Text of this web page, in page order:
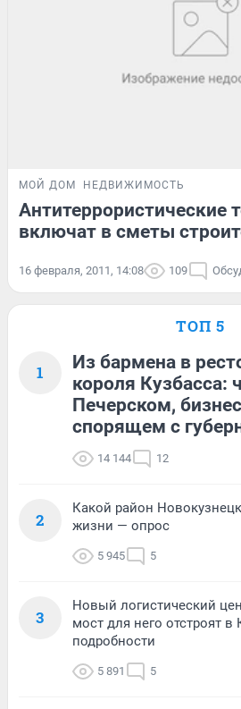
МОЙ ДОМ НЕДВИЖИМОСТЬ
Антитеррористические
включат в сметы
16 февраля, 2011, 14:08 109
ТОП 5
1
Из бармена в
короля Кузбасса:
Печерском,
спорящем с
14 144 12
2
Какой район
жизни — опрос
5 945 5
3
Новый логистический
мост для него отстроят в
подробности
5 891 5